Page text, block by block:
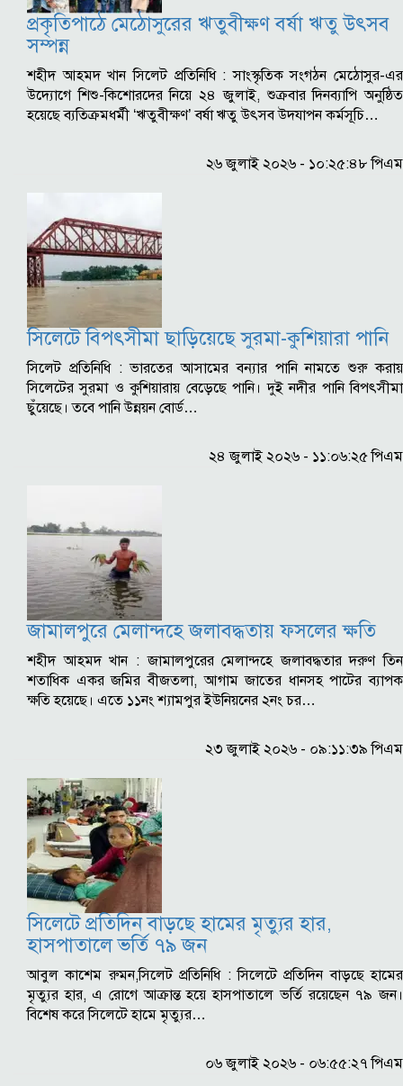
প্রকৃতিপাঠে মেঠোসুরের ঋতুবীক্ষণ বর্ষা ঋতু উৎসব
সম্পন্ন
শহীদ আহমদ খান সিলেট প্রতিনিধি : সাংস্কৃতিক সংগঠন মেঠোসুর-এর
উদ্যোগে শিশু-কিশোরদের নিয়ে ২৪ জুলাই, শুক্রবার দিনব্যাপি অনুষ্ঠিত
হয়েছে ব্যতিক্রমধর্মী ‘ঋতুবীক্ষণ’ বর্ষা ঋতু উৎসব উদযাপন কর্মসূচি…
২৬ জুলাই ২০২৬ - ১০:২৫:৪৮ পিএম
সিলেটে বিপৎসীমা ছাড়িয়েছে সুরমা-কুশিয়ারা পানি
সিলেট প্রতিনিধি : ভারতের আসামের বন্যার পানি নামতে শুরু করায়
সিলেটের সুরমা ও কুশিয়ারায় বেড়েছে পানি। দুই নদীর পানি বিপৎসীমা
ছুঁয়েছে। তবে পানি উন্নয়ন বোর্ড…
২৪ জুলাই ২০২৬ - ১১:০৬:২৫ পিএম
জামালপুরে মেলান্দহে জলাবদ্ধতায় ফসলের ক্ষতি
শহীদ আহমদ খান : জামালপুরের মেলান্দহে জলাবদ্ধতার দরুণ তিন
শতাধিক একর জমির বীজতলা, আগাম জাতের ধানসহ পাটের ব্যাপক
ক্ষতি হয়েছে। এতে ১১নং শ্যামপুর ইউনিয়নের ২নং চর…
২৩ জুলাই ২০২৬ - ০৯:১১:৩৯ পিএম
সিলেটে প্রতিদিন বাড়ছে হামের মৃত্যুর হার,
হাসপাতালে ভর্তি ৭৯ জন
আবুল কাশেম রুমন,সিলেট প্রতিনিধি : সিলেটে প্রতিদিন বাড়ছে হামের
মৃত্যুর হার, এ রোগে আক্রান্ত হয়ে হাসপাতালে ভর্তি রয়েছেন ৭৯ জন।
বিশেষ করে সিলেটে হামে মৃত্যুর…
০৬ জুলাই ২০২৬ - ০৬:৫৫:২৭ পিএম